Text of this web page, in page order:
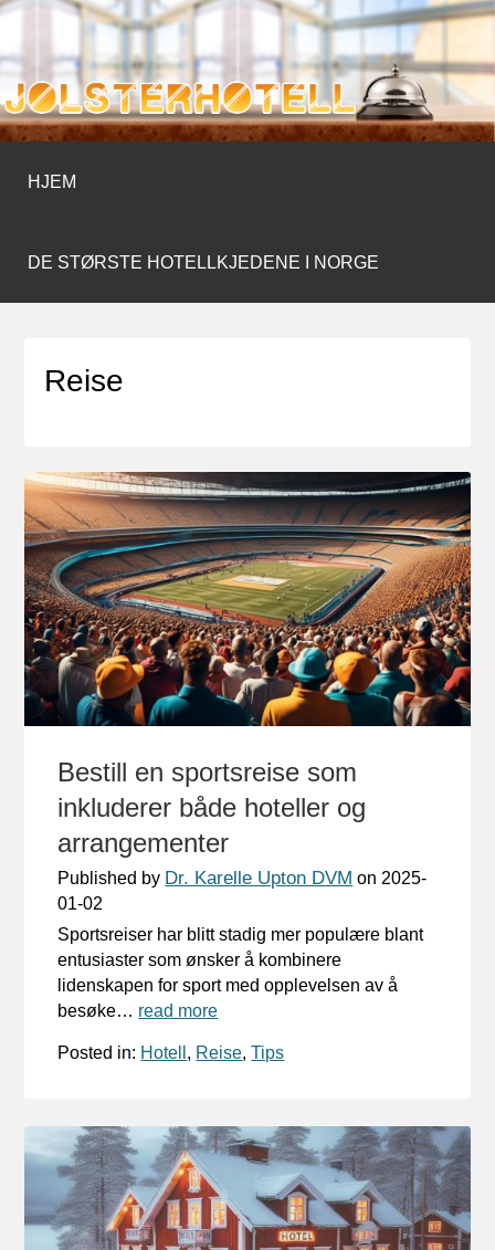
JOLSTERHOTELL.COM
HJEM
DE STØRSTE HOTELLKJEDENE I NORGE
Reise
Bestill en sportsreise som
inkluderer både hoteller og
arrangementer
Published by Dr. Karelle Upton DVM on 2025-
01-02
Sportsreiser har blitt stadig mer populære blant
entusiaster som ønsker å kombinere
lidenskapen for sport med opplevelsen av å
besøke… read more
Posted in: Hotell , Reise,Tips